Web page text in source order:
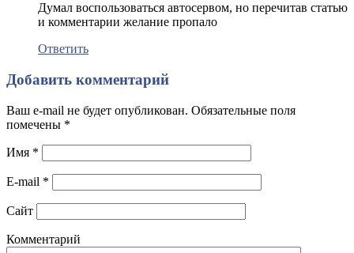
Думал воспользоваться автосервом, но перечитав статью
и комментарии желание пропало
Ответить
Добавить комментарий
Ваш e-mail не будет опубликован. Обязательные поля
помечены *
Имя *
E-mail *
Сайт
Комментарий